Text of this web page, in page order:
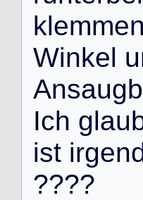
klemmen
Winkel u
Ansaugb
Ich glau
ist irgen
????